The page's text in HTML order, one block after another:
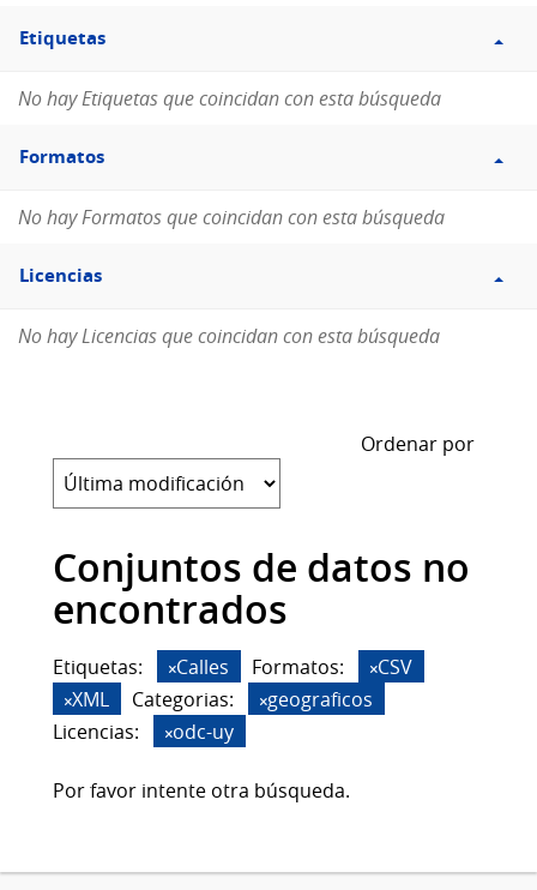
Filtro
Etiquetas
Etiquetas
No hay Etiquetas que coincidan con esta búsqueda
Filtro
Formatos
Formatos
No hay Formatos que coincidan con esta búsqueda
Filtro
Licencias
Licencias
No hay Licencias que coincidan con esta búsqueda
Ordenar por
Conjuntos de datos no
encontrados
Etiquetas: Calles Formatos:
CSV
XML
Categorias:
geograficos
Licencias:
odc-uy
Por favor intente otra búsqueda.